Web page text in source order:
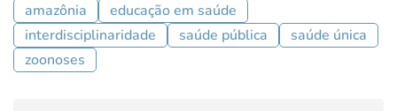
amazônia
educação em saúde
interdisciplinaridade
saúde pública
saúde única
zoonoses